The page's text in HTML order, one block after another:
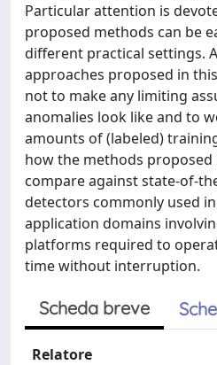
Particular attention is
proposed methods can be
different practical settings.
approaches proposed in
not to make any limiting
anomalies look like and to
amounts of (labeled)
how the methods
compare against state-of-
detectors commonly used
application domains
platforms required to
time without interruption.
Scheda breve
Relatore